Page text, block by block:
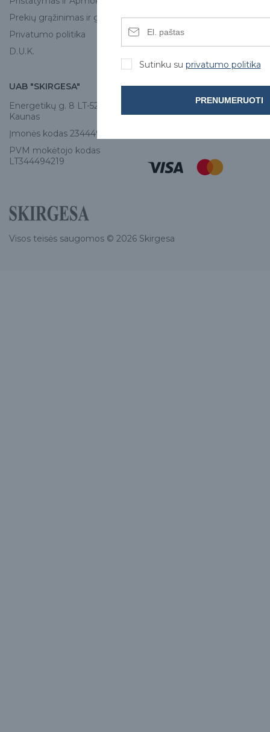
Prekių grąžinimas ir garantija
Privatumo politika
D.U.K.
UAB "SKIRGESA"
Energetikų g. 8 LT-52461,
Kaunas
Įmonės kodas 234449420
PVM mokėtojo kodas
LT344494219
KONTAKTAI
+370 671 77528
Visos teisės saugomos © 2026 Skirgesa
Sutinku su privatumo politika
PRENUMERUOTI